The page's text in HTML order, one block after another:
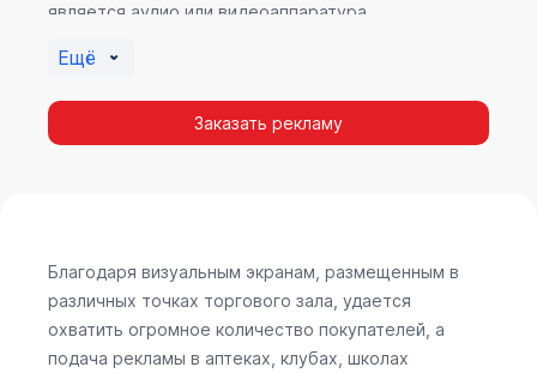
является аудио или видеоаппаратура,
эффективность приносит такой вид рекламы в
местах продаж, поскольку воздействие на
покупателя в момент выбора товара наиболее
Indoor рекламы.
Ещё
Заказать рекламу
Благодаря визуальным экранам, размещенным в
различных точках торгового зала, удается
охватить огромное количество покупателей, а
подача рекламы в аптеках, клубах, школах